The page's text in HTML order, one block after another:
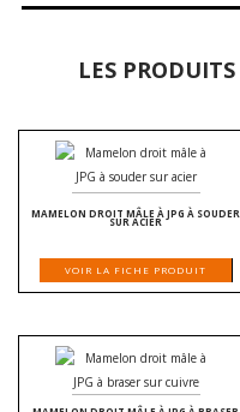
LES PRODUITS
MAMELON DROIT MÂLE À JPG À SOUDER
SUR ACIER
VOIR LA FICHE PRODUIT